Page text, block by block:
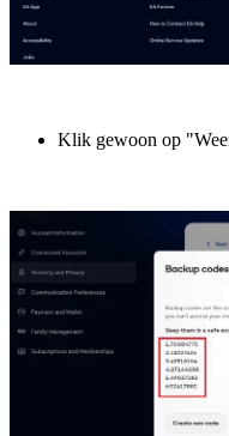
Klik gewoon op